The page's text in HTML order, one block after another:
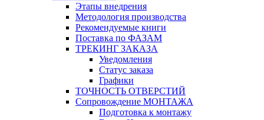
Этапы внедрения
Методология производства
Рекомендуемые книги
Поставка по ФАЗАМ
ТРЕКИНГ ЗАКАЗА
Уведомления
Статус заказа
Графики
ТОЧНОСТЬ ОТВЕРСТИЙ
Сопровождение МОНТАЖА
Подготовка к монтажу